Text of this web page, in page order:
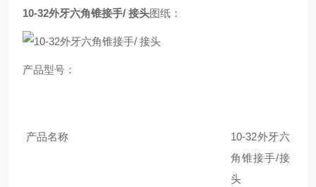
10-32外牙六角锥接手/ 接头图纸：
产品型号：
产品名称
10-32外牙六
角锥接手/接
头